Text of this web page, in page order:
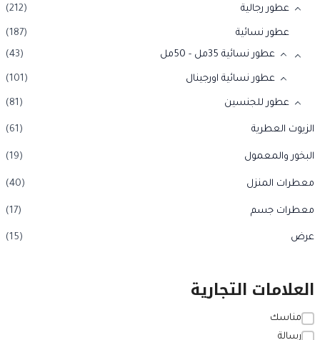
عطور رجالية
(212)
عطور نسائية
(187)
عطور نسائية 35مل - 50مل
(43)
عطور نسائية اورجينال (101)
عطور للجنسين (81)
الزيوت العطرية (61)
البخور والمعمول (19)
معطرات المنزل (40)
معطرات جسم (17)
عرض (15)
العلامات التجارية
مناسك
رسالة